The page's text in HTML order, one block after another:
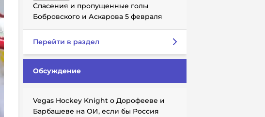
Спасения и пропущенные голы
Бобровского и Аскарова 5 февраля
Перейти в раздел
Обсуждение
Vegas Hockey Knight о Дорофееве и
Барбашеве на ОИ, если бы Россия